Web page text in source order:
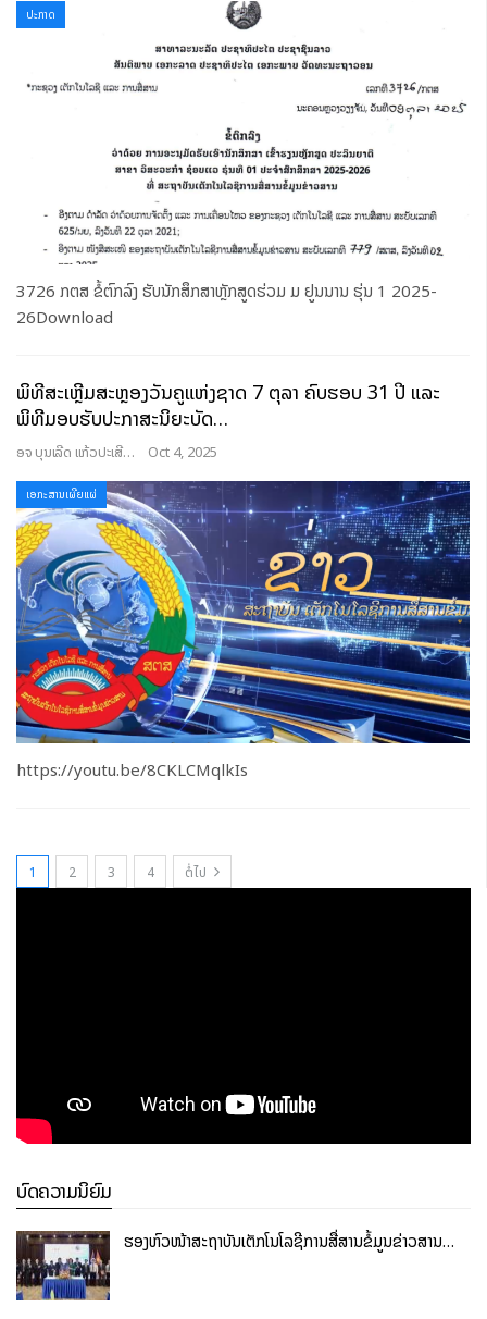
ປະກາດ
3726 ກຕສ ຂໍ້ຕົກລົງ ຮັບນັກສຶກສາຫຼັກສູດຮ່ວມ ມ ຢູນນານ ຮຸ່ນ 1 2025-
26Download
ພິທີສະເຫຼີມສະຫຼອງວັນຄູແຫ່ງຊາດ 7 ຕຸລາ ຄົບຮອບ 31 ປີ ແລະ
ພິທີມອບຮັບປະກາສະນິຍະບັດ…
ອຈ ບຸນເລີດ ແກ້ວປະເສີດ Oct 4, 2025
ເອກະສານເຜີຍແຜ່
https://youtu.be/8CKLCMqlkIs
1 2 3 4 ຕໍ່ໄປ
ບົດຄວາມນິຍົມ
ຮອງຫົວໜ້າສະຖາບັນເຕັກໂນໂລຊີການສື່ສານຂໍ້ມູນຂ່າວສານ…